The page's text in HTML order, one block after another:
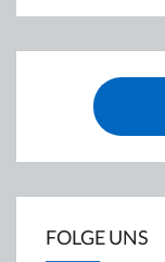
FOLGE UNS